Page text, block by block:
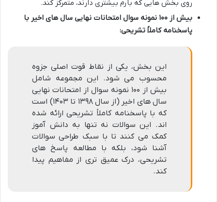
روی بخش هایی که بارم بیشتری دارند، متمرکز کند.
بیش از ۱۰۰ نمونه سوال امتحانات نهایی سال های اخیر با
پاسخنامه کاملاً تشریحی:
این بخش، یکی از نقاط قوت اصلی جزوه
محسوب می شود. این مجموعه شامل
بیش از ۱۰۰ نمونه سوال از امتحانات نهایی
سال های اخیر (از سال ۱۳۹۸ تا ۱۴۰۳) است
که با پاسخنامه کاملاً تشریحی ارائه شده
اند. این سوالات نه تنها به دانش آموز
کمک می کنند تا با سبک طراحی سوالات
آشنا شود، بلکه با مطالعه پاسخ های
تشریحی، درک عمیق تری از مفاهیم پیدا
کند.